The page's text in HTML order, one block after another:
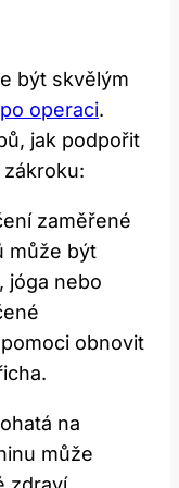
být skvělým
operaci.
jak podpořit
zaměřené
může být
jóga nebo
obnovit
na
může